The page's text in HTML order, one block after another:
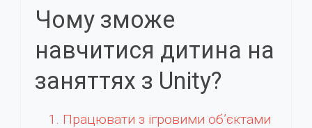
Чому зможе
навчитися дитина на
заняттях з Unity?
Працювати з ігровими об’єктами